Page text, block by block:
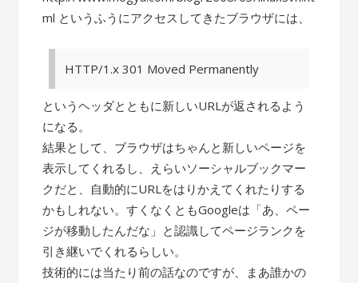
ml というふうにアクセスしてきたブラウザには、
HTTP/1.x 301 Moved Permanently
というヘッダとともに新しいURLが返されるよう
になる。
結果として、ブラウザはちゃんと新しいページを
表示してくれるし、えらいソーシャルブックマー
クだと、自動的にURLをはりかえてくれたりする
かもしれない。すくなくともGoogleは「あ、ペー
ジが移動したんだな」と認識してページランクを
引き継いでくれるらしい。
技術的には当たり前の話なのですが、まあ誰かの